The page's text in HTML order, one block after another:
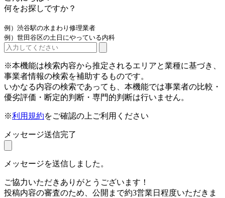
何をお探しですか？
例）渋谷駅の水まわり修理業者
例）世田谷区の土日にやっている内科
※本機能は検索内容から推定されるエリアと業種に基づき、
事業者情報の検索を補助するものです。
いかなる内容の検索であっても、本機能では事業者の比較・
優劣評価・断定的判断・専門的判断は行いません。
※利用規約をご確認の上ご利用ください
メッセージ送信完了
メッセージを送信しました。
ご協力いただきありがとうございます！
投稿内容の審査のため、公開まで約3営業日程度いただきま